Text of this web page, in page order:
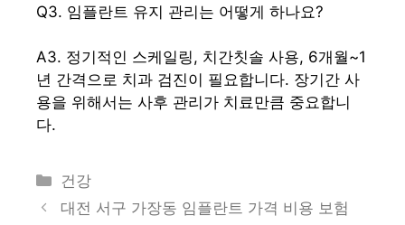
Q3. 임플란트 유지 관리는 어떻게 하나요?
A3. 정기적인 스케일링, 치간칫솔 사용, 6개월~1
년 간격으로 치과 검진이 필요합니다. 장기간 사
용을 위해서는 사후 관리가 치료만큼 중요합니
다.
카
테
건강
대전 서구 가장동 임플란트 가격 비용 보험